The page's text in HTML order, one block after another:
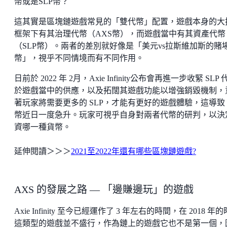
這其實是區塊鏈遊戲常見的「雙代幣」配置，遊戲本身的大
框架下有其治理代幣（AXS幣），而遊戲當中有其資產代幣
（SLP幣）。兩者的差別就好像是「美元vs拉斯維加斯的賭
幣」，視乎不同情境而有不同作用。
日前於 2022 年 2月，Axie Infinity公布會再進一步收緊 SLP
於遊戲當中的供應，以及拓闊其遊戲功能以增強銷毀機制，
著玩家將需要更多的 SLP，才能有更好的遊戲體驗，這導致
幣近日一度急升。玩家可視乎自身對兩者代幣的研判，以決
資哪一種貨幣。
延伸閱讀＞＞＞2021至2022年還有哪些區塊鏈遊戲?
AXS 的發展之路 — 「邊賺邊玩」的遊戲
Axie Infinity 至今已經運作了 3 年左右的時間，在 2018 年的
這類型的遊戲並不盛行，作為鏈上的遊戲它也不是第一個，